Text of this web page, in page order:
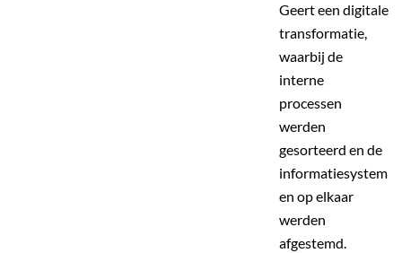
Geert een digitale
transformatie,
waarbij de
interne
processen
werden
gesorteerd en de
informatiesystem
en op elkaar
werden
afgestemd.